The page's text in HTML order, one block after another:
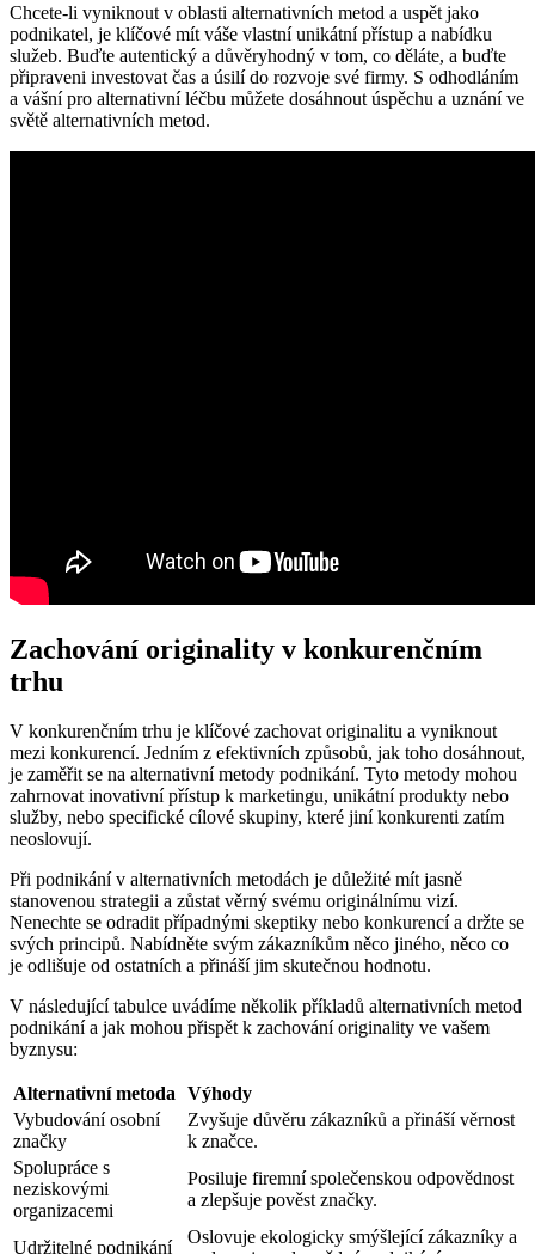
Chcete-li vyniknout v oblasti alternativních metod a uspět jako
podnikatel, je klíčové mít váše vlastní unikátní přístup a nabídku
služeb. Buďte autentický a důvěryhodný v tom, co děláte, a buďte
připraveni investovat čas a úsilí do rozvoje své firmy. S odhodláním
a vášní pro alternativní léčbu můžete dosáhnout úspěchu a uznání ve
světě alternativních metod.
Zachování originality v konkurenčním
trhu
V konkurenčním trhu je klíčové zachovat originalitu a vyniknout
mezi konkurencí. Jedním z efektivních způsobů, jak toho dosáhnout,
je zaměřit se na alternativní metody podnikání. Tyto metody mohou
zahrnovat inovativní přístup k marketingu, unikátní produkty nebo
služby, nebo specifické cílové skupiny, které jiní konkurenti zatím
neoslovují.
Při podnikání v alternativních metodách je důležité mít jasně
stanovenou strategii a zůstat věrný svému originálnímu vizí.
Nenechte se odradit případnými skeptiky nebo konkurencí a držte se
svých principů. Nabídněte svým zákazníkům něco jiného, něco co
je odlišuje od ostatních a přináší jim skutečnou hodnotu.
V následující tabulce uvádíme několik příkladů alternativních metod
podnikání a jak mohou přispět k zachování originality ve vašem
byznysu:
Alternativní metoda Výhody
Vybudování osobní
značky
Zvyšuje důvěru zákazníků a přináší věrnost
k značce.
Spolupráce s
neziskovými
organizacemi
Posiluje firemní společenskou odpovědnost
a zlepšuje pověst značky.
Udržitelné podnikání
Oslovuje ekologicky smýšlející zákazníky a